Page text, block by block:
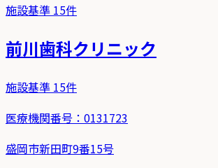
施設基準 15件
前川歯科クリニック
施設基準 15件
医療機関番号： 0131723
盛岡市新田町9番15号